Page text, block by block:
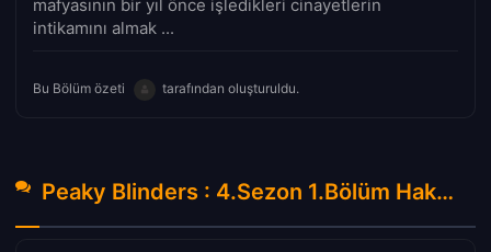
mafyasının bir yıl önce işledikleri cinayetlerin
intikamını almak ...
Bu Bölüm özeti tarafından oluşturuldu.
Peaky Blinders : 4.Sezon 1.Bölüm Hakkında Yorumlar